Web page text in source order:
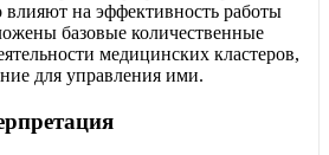
влияют на эффективность работы
базовые количественные
медицинских кластеров,
для управления ими.